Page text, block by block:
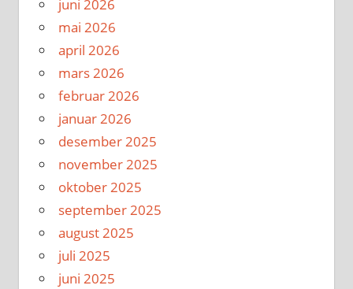
juni 2026
mai 2026
april 2026
mars 2026
februar 2026
januar 2026
desember 2025
november 2025
oktober 2025
september 2025
august 2025
juli 2025
juni 2025